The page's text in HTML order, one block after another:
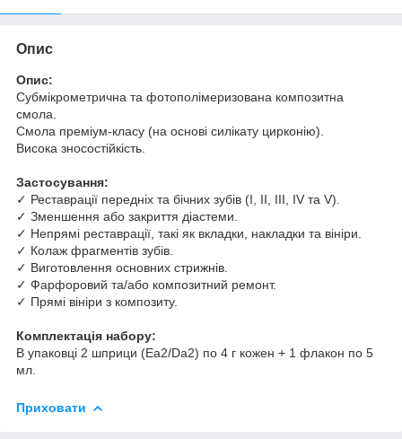
Опис
Опис:
Субмікрометрична та фотополімеризована композитна
смола.
Смола преміум-класу (на основі силікату цирконію).
Висока зносостійкість.
Застосування:
✓ Реставрації передніх та бічних зубів (I, II, III, IV та V).
✓ Зменшення або закриття діастеми.
✓ Непрямі реставрації, такі як вкладки, накладки та вініри.
✓ Колаж фрагментів зубів.
✓ Виготовлення основних стрижнів.
✓ Фарфоровий та/або композитний ремонт.
✓ Прямі вініри з композиту.
Комплектація набору:
В упаковці 2 шприци (Ea2/Da2) по 4 г кожен + 1 флакон по 5
мл.
Приховати